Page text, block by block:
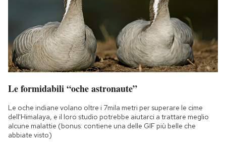
Le formidabili “oche astronaute”
Le oche indiane volano oltre i 7mila metri per superare le cime
dell'Himalaya, e il loro studio potrebbe aiutarci a trattare meglio
alcune malattie (bonus: contiene una delle GIF più belle che
abbiate visto)